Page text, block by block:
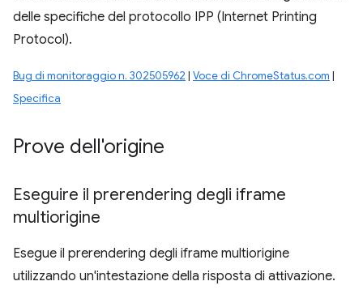
delle specifiche del protocollo IPP (Internet Printing
Protocol).
Bug di monitoraggio n. 302505962 | Voce di ChromeStatus.com |
Specifica
Prove dell'origine
Eseguire il prerendering degli iframe
multiorigine
Esegue il prerendering degli iframe multiorigine
utilizzando un'intestazione della risposta di attivazione.